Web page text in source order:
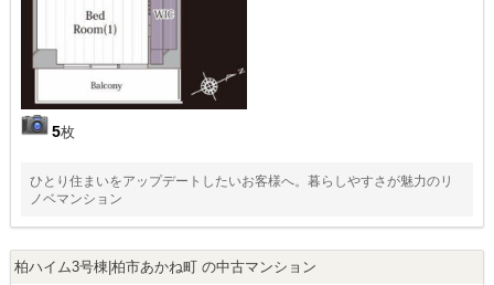
5枚
ひとり住まいをアップデートしたいお客様へ。暮らしやすさが魅力のリ
ノベマンション
柏ハイム3号棟|柏市あかね町 の中古マンション